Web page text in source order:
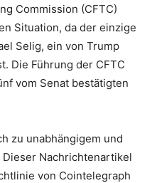
Commission (CFTC)
Situation, da der einzige
Selig, ein von Trump
Die Führung der CFTC
vom Senat bestätigten
zu unabhängigem und
Nachrichtenartikel
von Cointelegraph